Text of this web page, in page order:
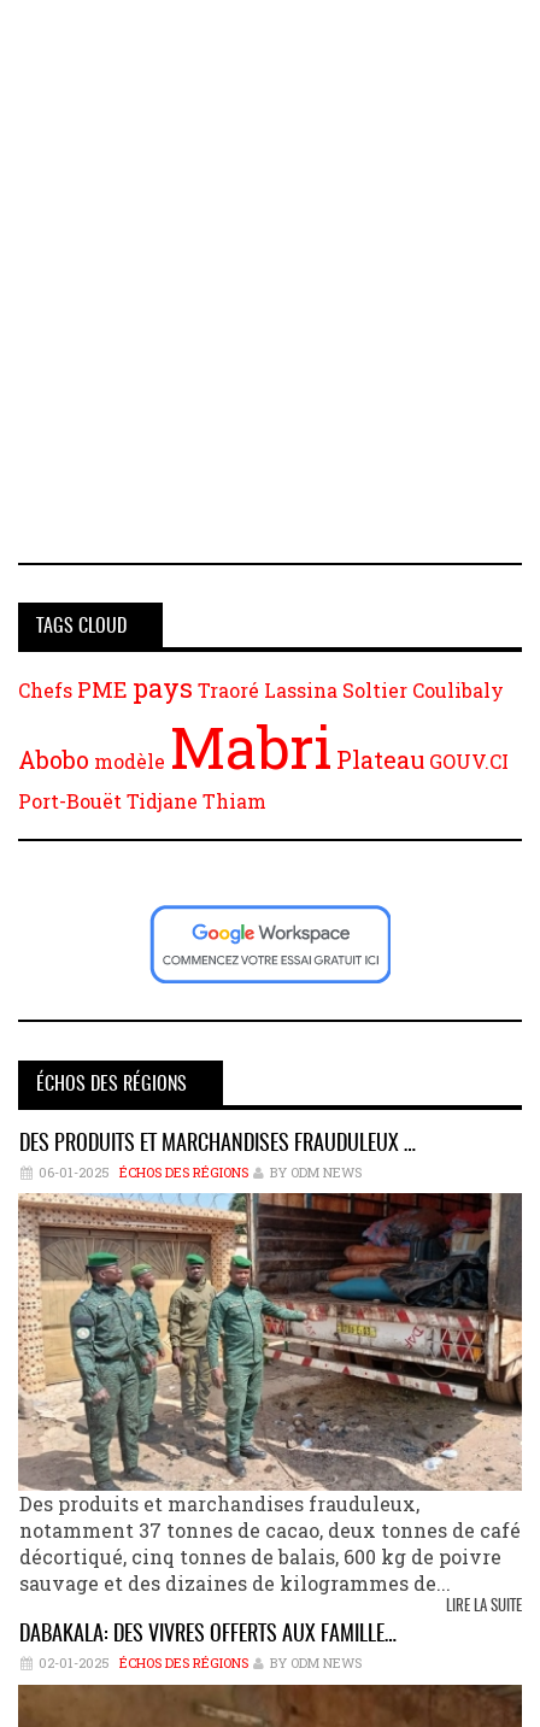
TAGS CLOUD
Chefs PME pays Traoré Lassina Soltier Coulibaly
Abobo modèle Mabri Plateau GOUV.CI
Port-BouëtTidjane Thiam
ÉCHOS DES RÉGIONS
DES PRODUITS ET MARCHANDISES FRAUDULEUX …
06-01-2025 ÉCHOS DES RÉGIONS BY ODM NEWS
Des produits et marchandises frauduleux,
notamment 37 tonnes de cacao, deux tonnes de café
décortiqué, cinq tonnes de balais, 600 kg de poivre
sauvage et des dizaines de kilogrammes de...
LIRE LA SUITE
DABAKALA: DES VIVRES OFFERTS AUX FAMILLE…
02-01-2025 ÉCHOS DES RÉGIONS BY ODM NEWS